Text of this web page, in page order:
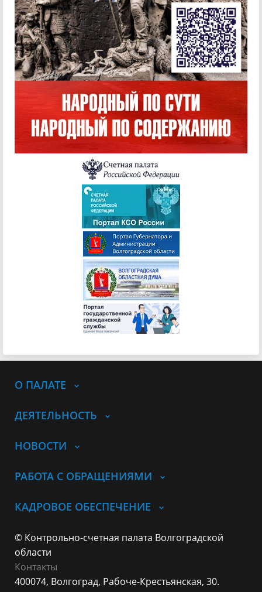
О ПАЛАТЕ
ДЕЯТЕЛЬНОСТЬ
НОВОСТИ
РАБОТА С ОБРАЩЕНИЯМИ
КАДРОВОЕ ОБЕСПЕЧЕНИЕ
© Контрольно-счетная палата Волгоградской
области
Контакты
400074, Волгоград, Рабоче-Крестьянская, 30.